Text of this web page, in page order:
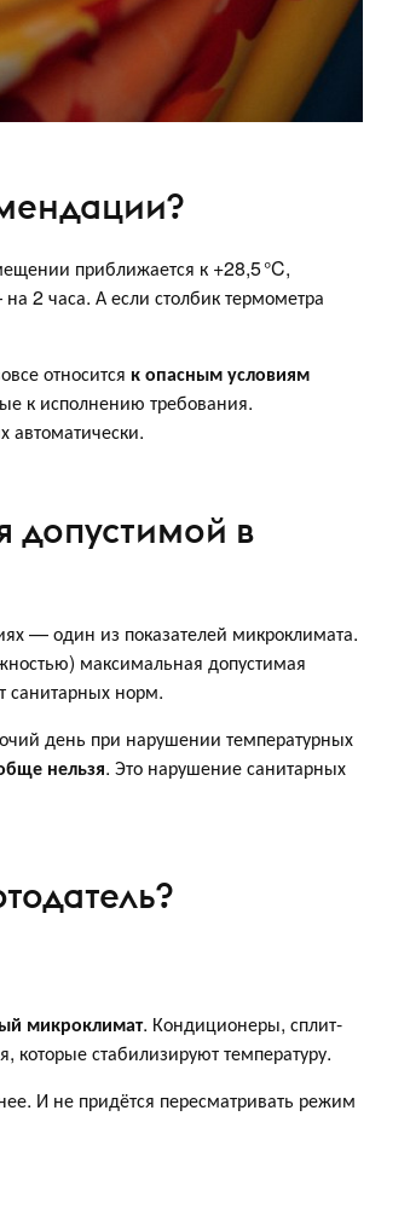
приближается к +28,5 °C,
2 часа. А если столбик термометра
относится к опасным условиям
к исполнению требования.
автоматически.
допустимой в
— один из показателей микроклимата.
максимальная допустимая
санитарных норм.
день при нарушении температурных
нельзя. Это нарушение санитарных
микроклимат. Кондиционеры, сплит-
стабилизируют температуру.
И не придётся пересматривать режим